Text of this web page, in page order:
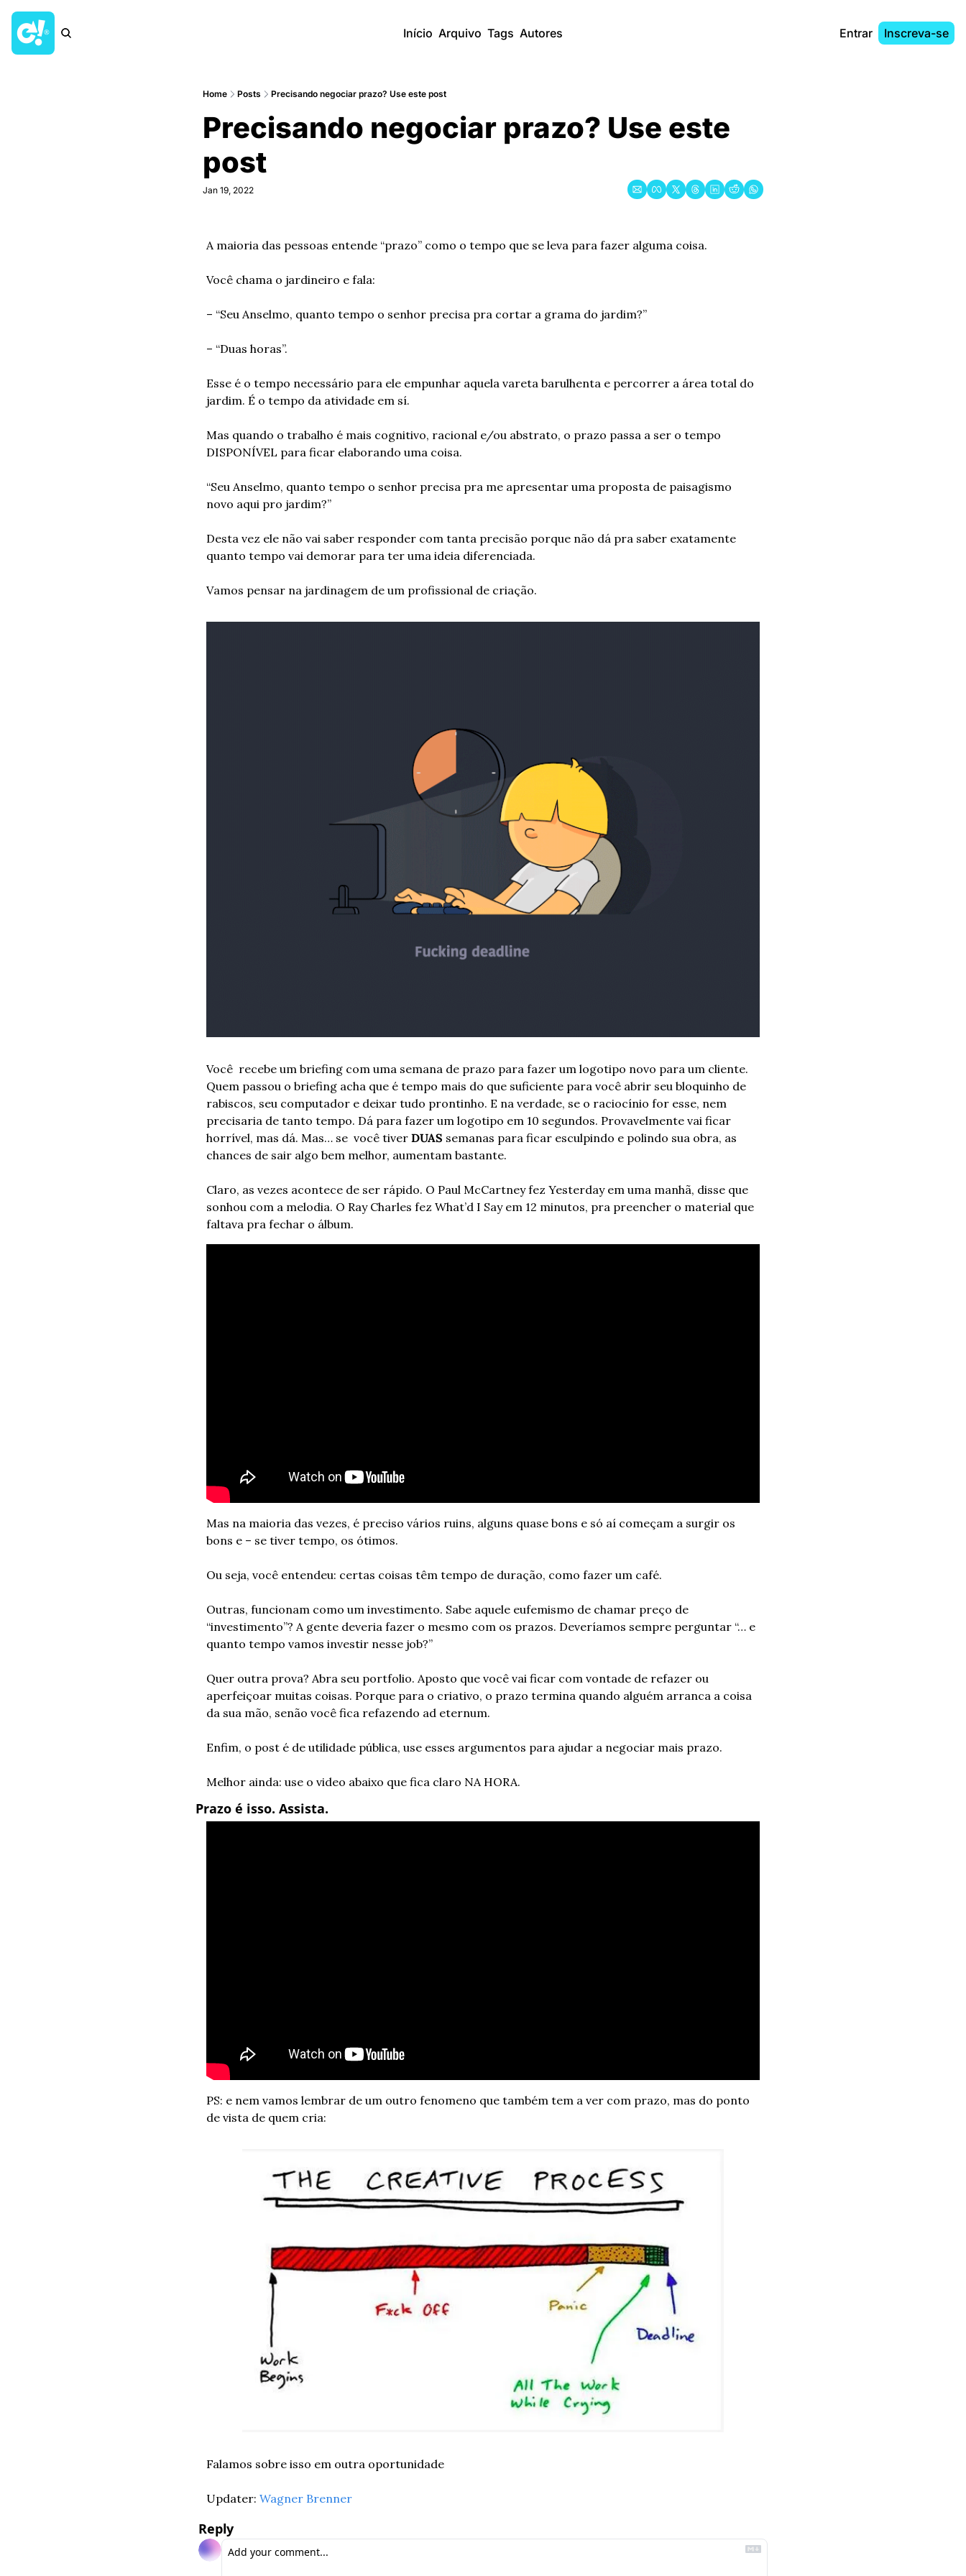
Início Arquivo Tags Autores Entrar Inscreva-se
Home Posts Precisando negociar prazo? Use este post
Precisando negociar prazo? Use este
post
Jan 19, 2022
A maioria das pessoas entende “prazo” como o tempo que se leva para fazer alguma coisa.
Você chama o jardineiro e fala:
– “Seu Anselmo, quanto tempo o senhor precisa pra cortar a grama do jardim?”
– “Duas horas”.
Esse é o tempo necessário para ele empunhar aquela vareta barulhenta e percorrer a área total do
jardim. É o tempo da atividade em sí.
Mas quando o trabalho é mais cognitivo, racional e/ou abstrato, o prazo passa a ser o tempo
DISPONÍVEL para ficar elaborando uma coisa.
“Seu Anselmo, quanto tempo o senhor precisa pra me apresentar uma proposta de paisagismo
novo aqui pro jardim?”
Desta vez ele não vai saber responder com tanta precisão porque não dá pra saber exatamente
quanto tempo vai demorar para ter uma ideia diferenciada.
Vamos pensar na jardinagem de um profissional de criação.
Você  recebe um briefing com uma semana de prazo para fazer um logotipo novo para um cliente.
Quem passou o briefing acha que é tempo mais do que suficiente para você abrir seu bloquinho de
rabiscos, seu computador e deixar tudo prontinho. E na verdade, se o raciocínio for esse, nem
precisaria de tanto tempo. Dá para fazer um logotipo em 10 segundos. Provavelmente vai ficar
horrível, mas dá. Mas… se  você tiver DUAS semanas para ficar esculpindo e polindo sua obra, as
chances de sair algo bem melhor, aumentam bastante.
Claro, as vezes acontece de ser rápido. O Paul McCartney fez Yesterday em uma manhã, disse que
sonhou com a melodia. O Ray Charles fez What’d I Say em 12 minutos, pra preencher o material que
faltava pra fechar o álbum.
Mas na maioria das vezes, é preciso vários ruins, alguns quase bons e só aí começam a surgir os
bons e – se tiver tempo, os ótimos.
Ou seja, você entendeu: certas coisas têm tempo de duração, como fazer um café.
Outras, funcionam como um investimento. Sabe aquele eufemismo de chamar preço de
“investimento”? A gente deveria fazer o mesmo com os prazos. Deveríamos sempre perguntar “… e
quanto tempo vamos investir nesse job?”
Quer outra prova? Abra seu portfolio. Aposto que você vai ficar com vontade de refazer ou
aperfeiçoar muitas coisas. Porque para o criativo, o prazo termina quando alguém arranca a coisa
da sua mão, senão você fica refazendo ad eternum.
Enfim, o post é de utilidade pública, use esses argumentos para ajudar a negociar mais prazo.
Melhor ainda: use o video abaixo que fica claro NA HORA.
Prazo é isso. Assista.
PS: e nem vamos lembrar de um outro fenomeno que também tem a ver com prazo, mas do ponto
de vista de quem cria:
Falamos sobre isso em outra oportunidade
Updater: Wagner Brenner
Reply